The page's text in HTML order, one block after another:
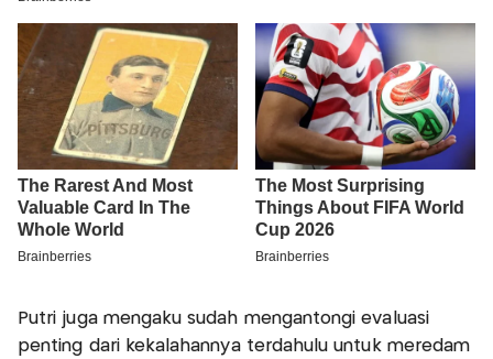
Putri juga mengaku sudah mengantongi evaluasi
penting dari kekalahannya terdahulu untuk meredam